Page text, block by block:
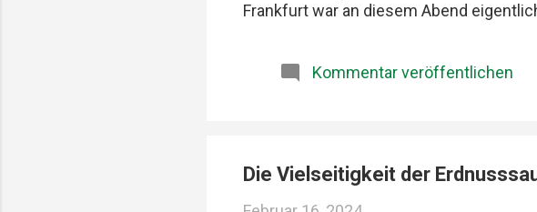
Frankfurt war an diesem Abend
Produkte und diese seltenen Abende,
Kommentar veröffentlichen
Die Vielseitigkeit der